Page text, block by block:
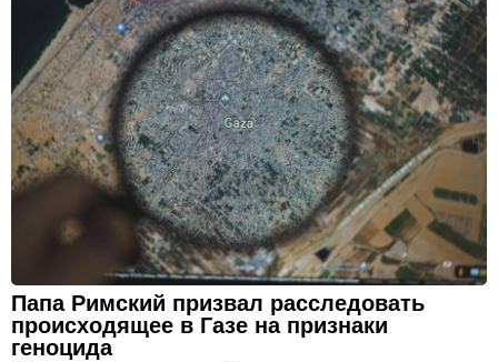
Папа Римский призвал расследовать
происходящее в Газе на признаки
геноцида